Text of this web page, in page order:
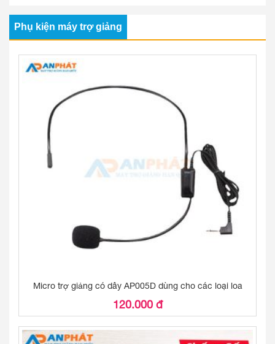
Phụ kiện máy trợ giảng
Micro trợ giảng có dây AP005D dùng cho các loại loa
120.000 đ